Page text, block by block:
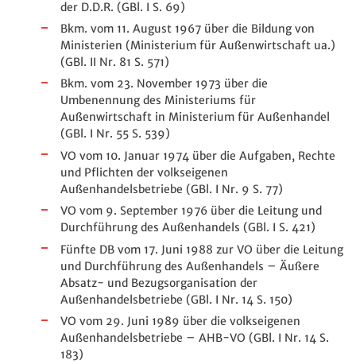
der D.D.R. (GBl. I S. 69)
Bkm. vom 11. August 1967 über die Bildung von
Ministerien (Ministerium für Außenwirtschaft ua.)
(GBl. II Nr. 81 S. 571)
Bkm. vom 23. November 1973 über die
Umbenennung des Ministeriums für
Außenwirtschaft in Ministerium für Außenhandel
(GBl. I Nr. 55 S. 539)
VO vom 10. Januar 1974 über die Aufgaben, Rechte
und Pflichten der volkseigenen
Außenhandelsbetriebe (GBl. I Nr. 9 S. 77)
VO vom 9. September 1976 über die Leitung und
Durchführung des Außenhandels (GBl. I S. 421)
Fünfte DB vom 17. Juni 1988 zur VO über die Leitung
und Durchführung des Außenhandels – Äußere
Absatz- und Bezugsorganisation der
Außenhandelsbetriebe (GBl. I Nr. 14 S. 150)
VO vom 29. Juni 1989 über die volkseigenen
Außenhandelsbetriebe – AHB-VO (GBl. I Nr. 14 S.
183)